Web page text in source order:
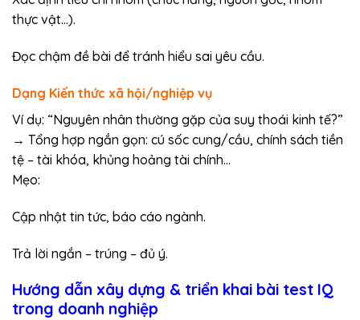
thực vật…).
Đọc chậm đề bài để tránh hiểu sai yêu cầu.
Dạng Kiến thức xã hội/nghiệp vụ
Ví dụ: “Nguyên nhân thường gặp của suy thoái kinh tế?”
→ Tổng hợp ngắn gọn: cú sốc cung/cầu, chính sách tiền
tệ – tài khóa, khủng hoảng tài chính…
Mẹo:
Cập nhật tin tức, báo cáo ngành.
Trả lời ngắn – trúng – đủ ý.
Hướng dẫn xây dựng & triển khai bài test IQ
trong doanh nghiệp